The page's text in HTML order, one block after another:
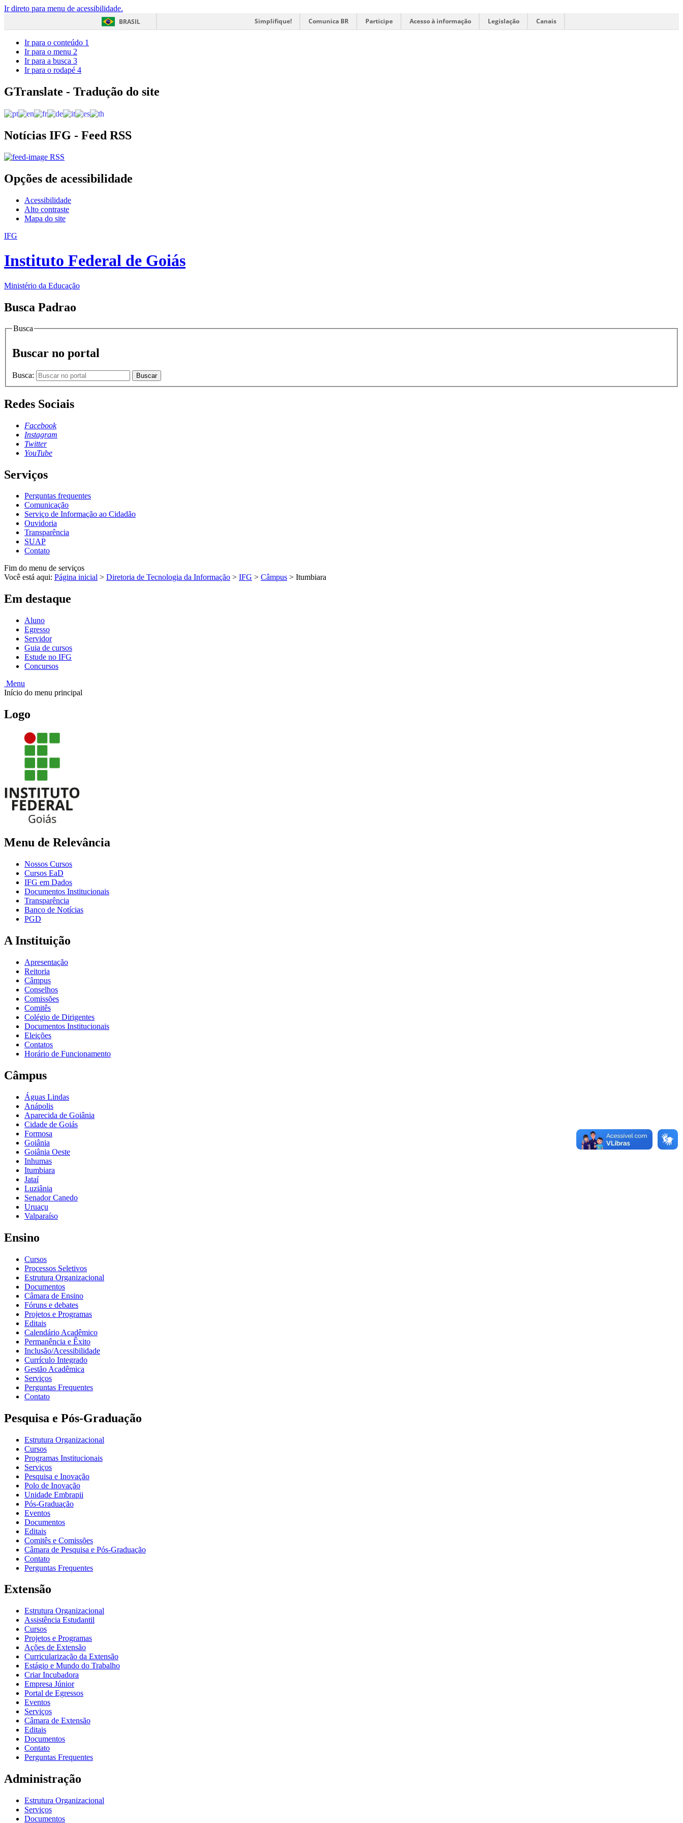
Ir direto para menu de acessibilidade.
BRASIL
Simplifique! Comunica BR Participe Acesso à informação Legislação Canais
Ir para o conteúdo 1
Ir para o menu 2
Ir para a busca 3
Ir para o rodapé 4
GTranslate - Tradução do site
Notícias IFG - Feed RSS
RSS
Opções de acessibilidade
Acessibilidade
Alto contraste
Mapa do site
IFG
Instituto Federal de Goiás
Ministério da Educação
Busca Padrao
Busca
Buscar no portal
Busca: Buscar
Redes Sociais
Facebook
Instagram
Twitter
YouTube
Serviços
Perguntas frequentes
Comunicação
Serviço de Informação ao Cidadão
Ouvidoria
Transparência
SUAP
Contato
Fim do menu de serviços
Você está aqui: Página inicial > Diretoria de Tecnologia da Informação > IFG > Câmpus > Itumbiara
Em destaque
Aluno
Egresso
Servidor
Guia de cursos
Estude no IFG
Concursos
Menu
Início do menu principal
Logo
Menu de Relevância
Nossos Cursos
Cursos EaD
IFG em Dados
Documentos Institucionais
Transparência
Banco de Notícias
PGD
A Instituição
Apresentação
Reitoria
Câmpus
Conselhos
Comissões
Comitês
Colégio de Dirigentes
Documentos Institucionais
Eleições
Contatos
Horário de Funcionamento
Câmpus
Águas Lindas
Anápolis
Aparecida de Goiânia
Cidade de Goiás
Formosa
Goiânia
Goiânia Oeste
Inhumas
Itumbiara
Jataí
Luziânia
Senador Canedo
Uruaçu
Valparaíso
Ensino
Cursos
Processos Seletivos
Estrutura Organizacional
Documentos
Câmara de Ensino
Fóruns e debates
Projetos e Programas
Editais
Calendário Acadêmico
Permanência e Êxito
Inclusão/Acessibilidade
Currículo Integrado
Gestão Acadêmica
Serviços
Perguntas Frequentes
Contato
Pesquisa e Pós-Graduação
Estrutura Organizacional
Cursos
Programas Institucionais
Serviços
Pesquisa e Inovação
Polo de Inovação
Unidade Embrapii
Pós-Graduação
Eventos
Documentos
Editais
Comitês e Comissões
Câmara de Pesquisa e Pós-Graduação
Contato
Perguntas Frequentes
Extensão
Estrutura Organizacional
Assistência Estudantil
Cursos
Projetos e Programas
Ações de Extensão
Curricularização da Extensão
Estágio e Mundo do Trabalho
Criar Incubadora
Empresa Júnior
Portal de Egressos
Eventos
Serviços
Câmara de Extensão
Editais
Documentos
Contato
Perguntas Frequentes
Administração
Estrutura Organizacional
Serviços
Documentos